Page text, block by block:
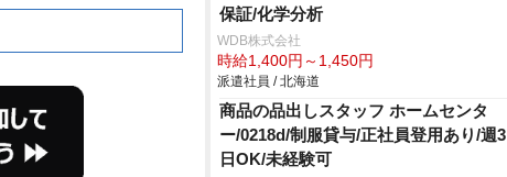
保証/化学分析
WDB株式会社
時給1,400円～1,450円
派遣社員 / 北海道
商品の品出しスタッフ ホームセンタ
ー/0218d/制服貸与/正社員登用あり/週3
日OK/未経験可